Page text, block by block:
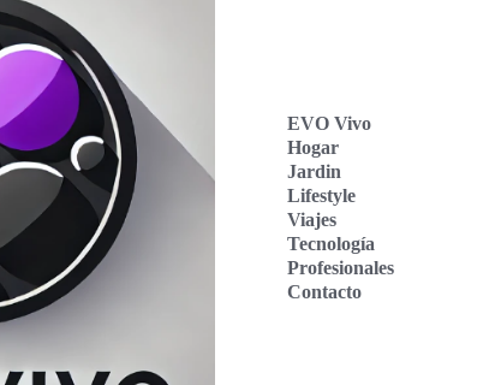
EVO Vivo
Hogar
Jardin
Lifestyle
Viajes
Tecnología
Profesionales
Contacto